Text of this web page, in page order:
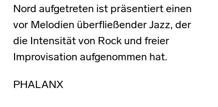
Nord aufgetreten ist präsentiert einen
vor Melodien überfließender Jazz, der
die Intensität von Rock und freier
Improvisation aufgenommen hat.
PHALANX